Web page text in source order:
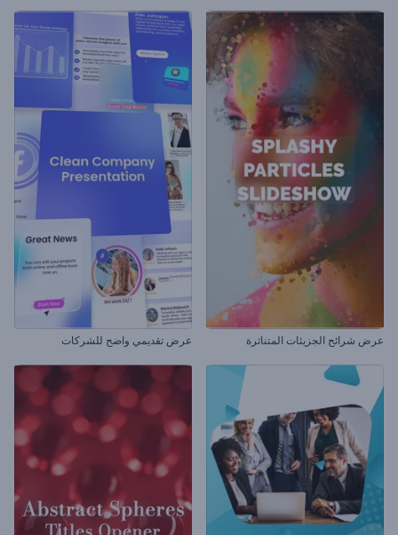
عرض شرائح الجزيئات المتناثرة عرض تقديمي واضح للشركات